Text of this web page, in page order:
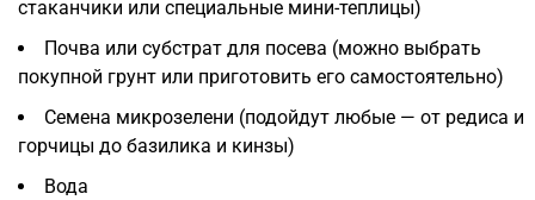
стаканчики или специальные мини-теплицы)
Почва или субстрат для посева (можно выбрать
покупной грунт или приготовить его самостоятельно)
Семена микрозелени (подойдут любые — от редиса и
горчицы до базилика и кинзы)
Вода